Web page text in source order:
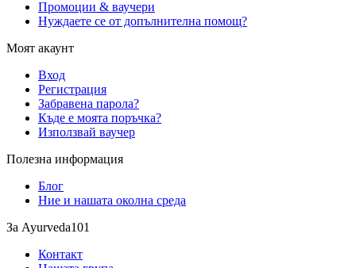
Промоции & ваучери
Нуждаете се от допълнителна помощ?
Моят акаунт
Вход
Регистрация
Забравена парола?
Къде е моята поръчка?
Използвай ваучер
Полезна информация
Блог
Ние и нашата околна среда
За Ayurveda101
Контакт